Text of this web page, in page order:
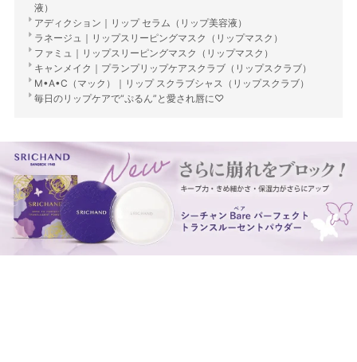
液）
アディクション｜リップ セラム（リップ美容液）
ラネージュ｜リップスリーピングマスク（リップマスク）
ファミュ｜リップスリーピングマスク（リップマスク）
キャンメイク｜プランプリップケアスクラブ（リップスクラブ）
M•A•C（マック）｜リップ スクラブシャス（リップスクラブ）
毎日のリップケアで“ぷるん”と愛され唇に♡